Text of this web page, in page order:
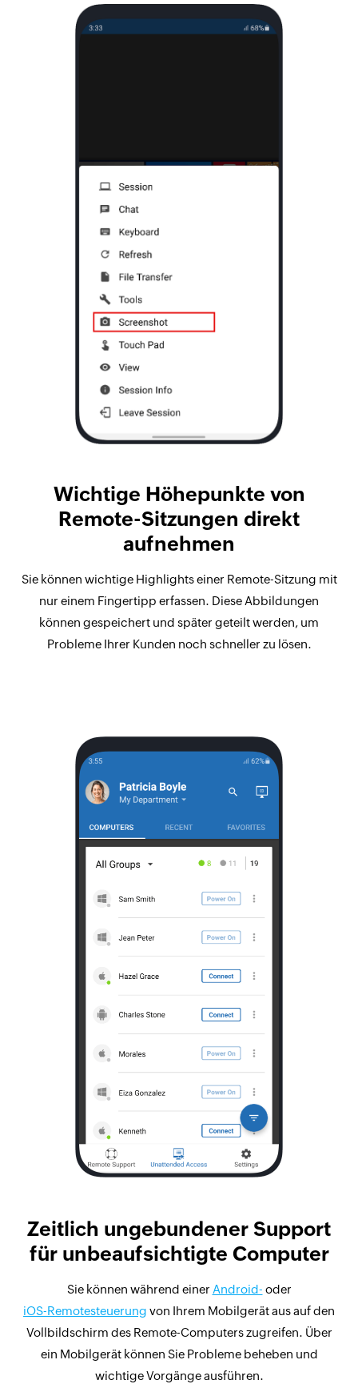
Wichtige Höhepunkte von
Remote-Sitzungen direkt
aufnehmen
Sie können wichtige Highlights einer Remote-Sitzung mit
nur einem Fingertipp erfassen. Diese Abbildungen
können gespeichert und später geteilt werden, um
Probleme Ihrer Kunden noch schneller zu lösen.
Zeitlich ungebundener Support
für unbeaufsichtigte Computer
Sie können während einer Android- oder
iOS-Remotesteuerung von Ihrem Mobilgerät aus auf den
Vollbildschirm des Remote-Computers zugreifen. Über
ein Mobilgerät können Sie Probleme beheben und
wichtige Vorgänge ausführen.